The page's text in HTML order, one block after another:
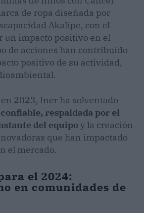
de ropa diseñada por
Akalipe, con el
un impacto positivo en el
de acciones han contribuido
positivo de su actividad,
2023, Iner ha solventado
respaldada por el
del equipoy la creación
que han impactado
el mercado.
el 2024:
en comunidades de